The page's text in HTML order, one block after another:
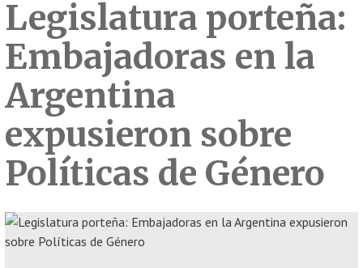
Legislatura porteña:
Embajadoras en la
Argentina
expusieron sobre
Políticas de Género